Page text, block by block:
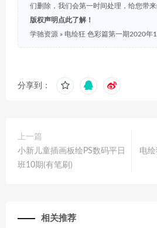
们删除，我们会第一时间处理，给您带来
版权声明点此了解！
学驰资源 » 电绘狂 色彩篇第一期2020年
分享到：
上一篇
小新儿童插画板绘PS数码平日
班10期(有笔刷)
电
相关推荐